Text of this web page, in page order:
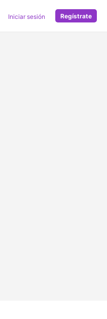
Iniciar sesión Regístrate